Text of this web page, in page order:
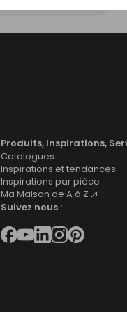
Produits, Inspirations,
Catalogues
Inspirations et tendances
Inspirations par pièce
Ma Maison de A à Z
Suivez nous :